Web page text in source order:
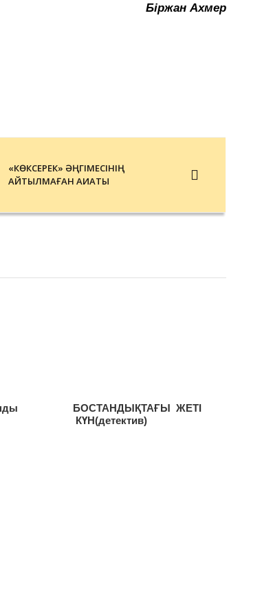
Біржан Ахмер
«КӨКСЕРЕК» ӘҢГІМЕСІНІҢ
АЙТЫЛМАҒАН АҚИҚАТЫ
БОСТАНДЫҚТАҒЫ ЖЕТІ
КҮН(детектив)